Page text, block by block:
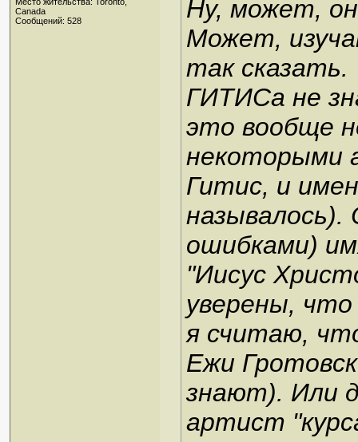
Canada
Сообщений: 528
Ну, может,
Может,
так сказать.
ГИТИСа не
это вообще
некоторыми
Гитис, и
ошибками)
"Иисус
уверены, что
я считаю,
Ежи
знают). Или
артист